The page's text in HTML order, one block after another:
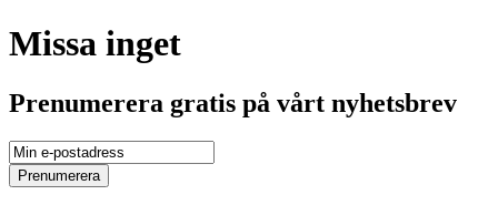
Missa inget
Prenumerera gratis på vårt nyhetsbrev